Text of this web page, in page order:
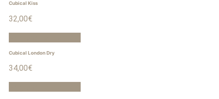
Cubical Kiss
32,00€
Cubical London Dry
34,00€